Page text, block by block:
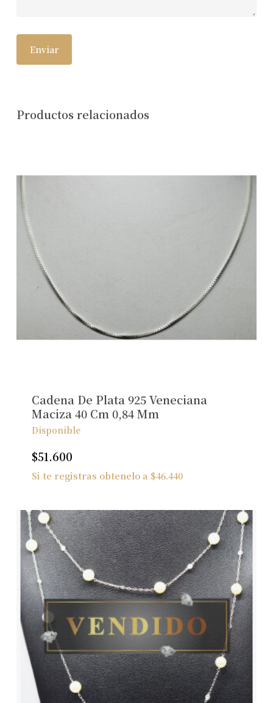
Productos relacionados
Cadena De Plata 925 Veneciana
Maciza 40 Cm 0,84 Mm
Disponible
$51.600
Si te registras obtenelo a $46.440